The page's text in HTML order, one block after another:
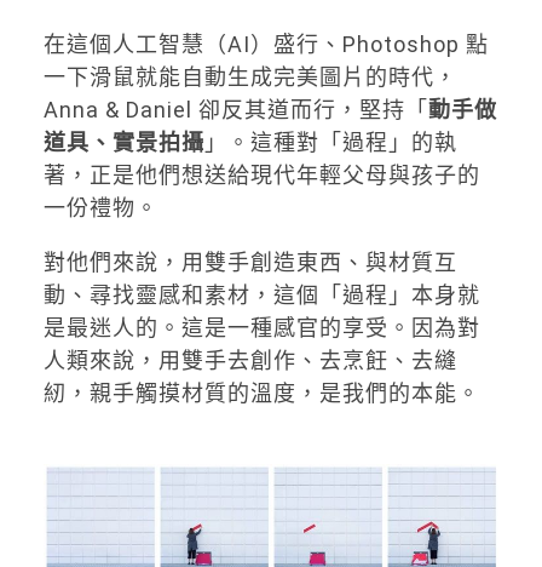
在這個人工智慧（AI）盛行、Photoshop 點
一下滑鼠就能自動生成完美圖片的時代，
Anna & Daniel 卻反其道而行，堅持「動手做
道具、實景拍攝 」。這種對「過程」的執
著，正是他們想送給現代年輕父母與孩子的
一份禮物。
對他們來說，用雙手創造東西、與材質互
動、尋找靈感和素材，這個「過程」本身就
是最迷人的。這是一種感官的享受。因為對
人類來說，用雙手去創作、去烹飪、去縫
紉，親手觸摸材質的溫度，是我們的本能。